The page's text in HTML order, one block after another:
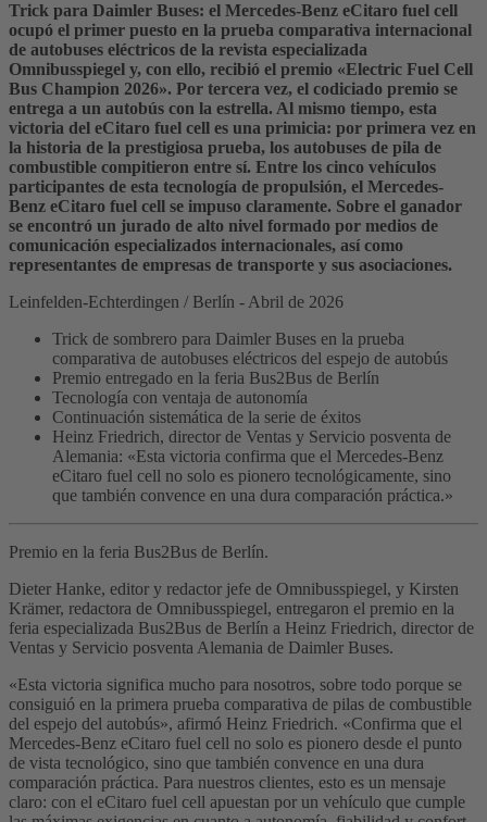
Trick para Daimler Buses: el Mercedes-Benz eCitaro fuel cell
ocupó el primer puesto en la prueba comparativa internacional
de autobuses eléctricos de la revista especializada
Omnibusspiegel y, con ello, recibió el premio «Electric Fuel Cell
Bus Champion 2026». Por tercera vez, el codiciado premio se
entrega a un autobús con la estrella. Al mismo tiempo, esta
victoria del eCitaro fuel cell es una primicia: por primera vez en
la historia de la prestigiosa prueba, los autobuses de pila de
combustible compitieron entre sí. Entre los cinco vehículos
participantes de esta tecnología de propulsión, el Mercedes-
Benz eCitaro fuel cell se impuso claramente. Sobre el ganador
se encontró un jurado de alto nivel formado por medios de
comunicación especializados internacionales, así como
representantes de empresas de transporte y sus asociaciones.
Leinfelden-Echterdingen / Berlín - Abril de 2026
Trick de sombrero para Daimler Buses en la prueba
comparativa de autobuses eléctricos del espejo de autobús
Premio entregado en la feria Bus2Bus de Berlín
Tecnología con ventaja de autonomía
Continuación sistemática de la serie de éxitos
Heinz Friedrich, director de Ventas y Servicio posventa de
Alemania: «Esta victoria confirma que el Mercedes-Benz
eCitaro fuel cell no solo es pionero tecnológicamente, sino
que también convence en una dura comparación práctica.»
Premio en la feria Bus2Bus de Berlín.
Dieter Hanke, editor y redactor jefe de Omnibusspiegel, y Kirsten
Krämer, redactora de Omnibusspiegel, entregaron el premio en la
feria especializada Bus2Bus de Berlín a Heinz Friedrich, director de
Ventas y Servicio posventa Alemania de Daimler Buses.
«Esta victoria significa mucho para nosotros, sobre todo porque se
consiguió en la primera prueba comparativa de pilas de combustible
del espejo del autobús», afirmó Heinz Friedrich. «Confirma que el
Mercedes-Benz eCitaro fuel cell no solo es pionero desde el punto
de vista tecnológico, sino que también convence en una dura
comparación práctica. Para nuestros clientes, esto es un mensaje
claro: con el eCitaro fuel cell apuestan por un vehículo que cumple